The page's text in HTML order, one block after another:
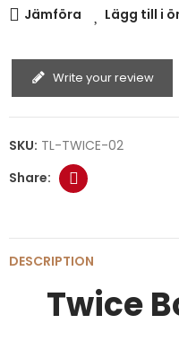
Jämföra Lägg till i
Write your review
SKU: TL-TWICE-02
DESCRIPTION
Twice